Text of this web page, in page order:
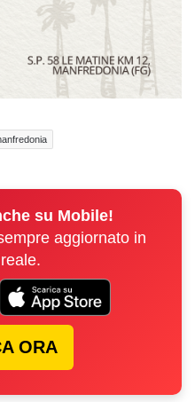
su Mobile!
aggiornato in
ORA